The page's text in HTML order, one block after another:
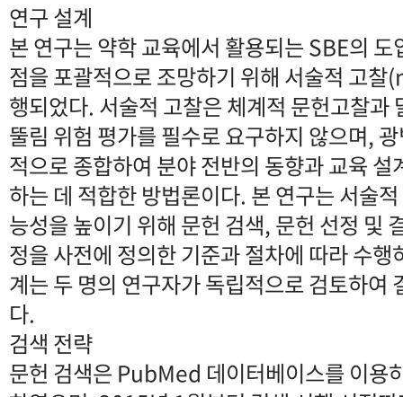
연구 설계
본 연구는 약학 교육에서 활용되는 SBE의
점을 포괄적으로 조망하기 위해 서술적 고
행되었다. 서술적 고찰은 체계적 문헌고찰과
뚤림 위험 평가를 필수로 요구하지 않으며,
적으로 종합하여 분야 전반의 동향과 교육
하는 데 적합한 방법론이다. 본 연구는 서술
능성을 높이기 위해 문헌 검색, 문헌 선정 및
정을 사전에 정의한 기준과 절차에 따라 수
계는 두 명의 연구자가 독립적으로 검토하여
다.
검색 전략
문헌 검색은 PubMed 데이터베이스를 이용